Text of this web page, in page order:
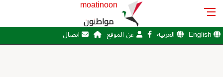
moatinoon
مواطنون
English العربية عن الموقع اتصال